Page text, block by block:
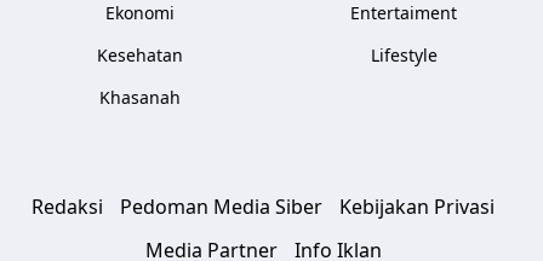
Ekonomi
Kesehatan
Khasanah
Entertaiment
Lifestyle
Redaksi Pedoman Media Siber
Kebijakan Privasi
Media Partner
Info Iklan